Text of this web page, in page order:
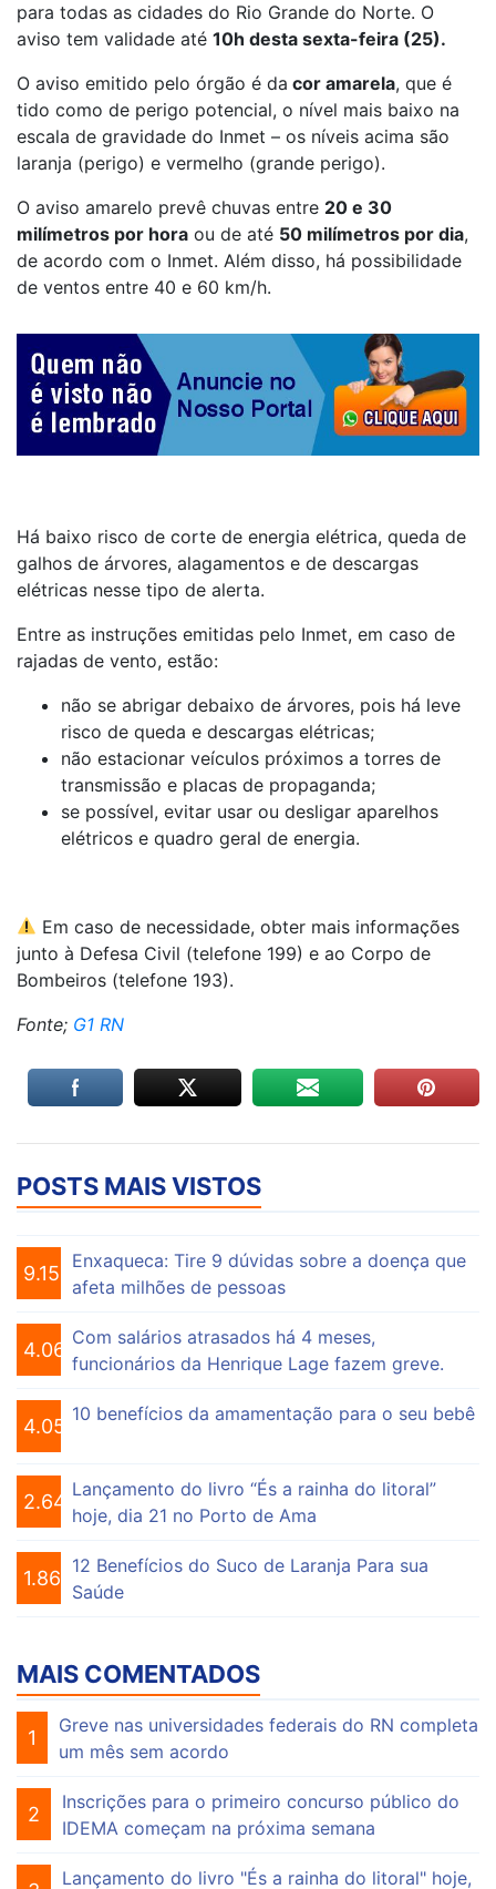
para todas as cidades do Rio Grande do Norte. O
aviso tem validade até 10h desta sexta-feira (25).
O aviso emitido pelo órgão é da cor amarela, que é
tido como de perigo potencial, o nível mais baixo na
escala de gravidade do Inmet – os níveis acima são
laranja (perigo) e vermelho (grande perigo).
O aviso amarelo prevê chuvas entre 20 e 30
milímetros por hora ou de até 50 milímetros por dia,
de acordo com o Inmet. Além disso, há possibilidade
de ventos entre 40 e 60 km/h.
Há baixo risco de corte de energia elétrica, queda de
galhos de árvores, alagamentos e de descargas
elétricas nesse tipo de alerta.
Entre as instruções emitidas pelo Inmet, em caso de
rajadas de vento, estão:
não se abrigar debaixo de árvores, pois há leve
risco de queda e descargas elétricas;
não estacionar veículos próximos a torres de
transmissão e placas de propaganda;
se possível, evitar usar ou desligar aparelhos
elétricos e quadro geral de energia.
Em caso de necessidade, obter mais informações
junto à Defesa Civil (telefone 199) e ao Corpo de
Bombeiros (telefone 193).
Fonte; G1 RN
POSTS MAIS VISTOS
9.151
Enxaqueca: Tire 9 dúvidas sobre a doença que
afeta milhões de pessoas
4.069
Com salários atrasados há 4 meses,
funcionários da Henrique Lage fazem greve.
4.053
10 benefícios da amamentação para o seu bebê
2.644
Lançamento do livro “És a rainha do litoral”
hoje, dia 21 no Porto de Ama
1.861
12 Benefícios do Suco de Laranja Para sua
Saúde
MAIS COMENTADOS
1
Greve nas universidades federais do RN completa
um mês sem acordo
2
Inscrições para o primeiro concurso público do
IDEMA começam na próxima semana
Lançamento do livro "És a rainha do litoral" hoje,